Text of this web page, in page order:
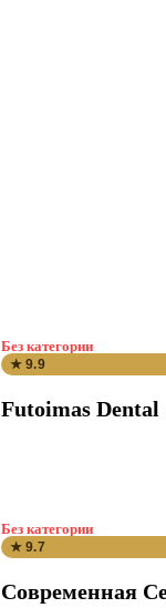
Без категории
★ 9.9
Futoimas
Без категории
★ 9.7
Современная